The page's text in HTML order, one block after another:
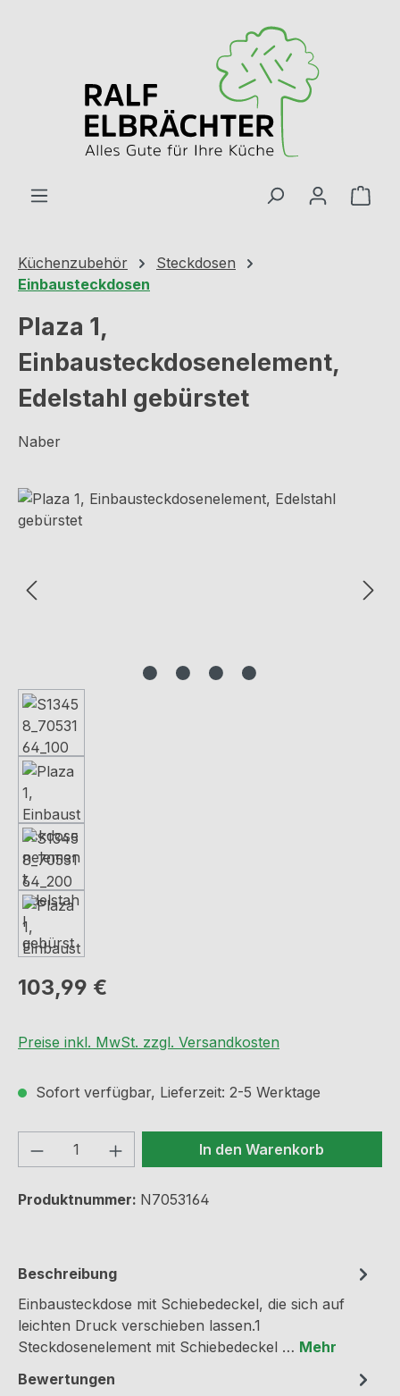
Küchenzubehör
Steckdosen
Einbausteckdosen
Plaza 1,
Einbausteckdosenelement,
Edelstahl gebürstet
Naber
Bildergalerie überspringen
Regulärer Preis:
103,99 €
Preise inkl. MwSt. zzgl. Versandkosten
Sofort verfügbar, Lieferzeit: 2-5 Werktage
Produkt Anzahl: Gib denIn den Warenkorb
Produktnummer: N7053164
Beschreibung
Einbausteckdose mit Schiebedeckel, die sich auf
leichten Druck verschieben lassen.1
Steckdosenelement mit Schiebedeckel … Mehr
Bewertungen